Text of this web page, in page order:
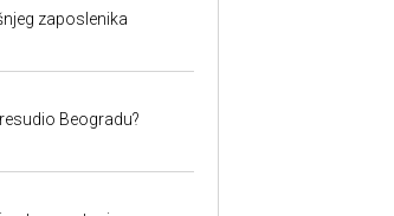
zaposlenika
Beogradu?